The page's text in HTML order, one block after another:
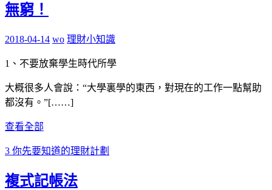
無窮！
2018-04-14 wo 理財小知識
1、不要放棄學生時代所學
大概很多人會說：“大學裏學的東西，對現在的工作一點幫助
都沒有。”[……]
查看全部
3 你先要知道的理財計劃
複式記帳法